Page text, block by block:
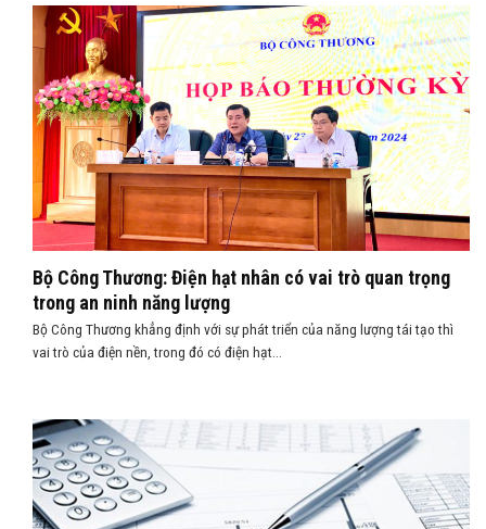
Bộ Công Thương: Điện hạt nhân có vai trò quan trọng
trong an ninh năng lượng
Bộ Công Thương khẳng định với sự phát triển của năng lượng tái tạo thì
vai trò của điện nền, trong đó có điện hạt...